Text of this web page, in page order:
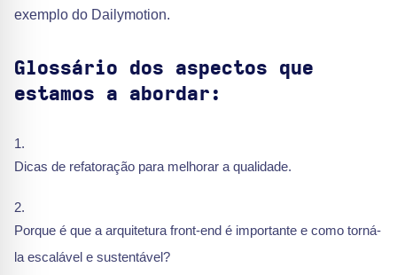
exemplo do Dailymotion.
Glossário dos aspectos que
estamos a abordar:
Dicas de refatoração para melhorar a qualidade.
Porque é que a arquitetura front-end é importante e como torná-
la escalável e sustentável?